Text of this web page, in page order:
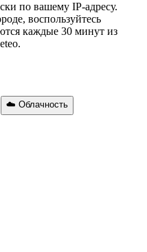
по вашему IP-адресу.
воспользуйтесь
каждые 30 минут из
☁️ Облачность